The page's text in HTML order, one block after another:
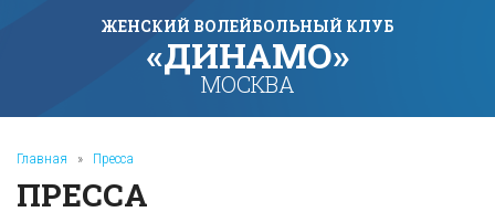
ЖЕНСКИЙ ВОЛЕЙБОЛЬНЫЙ КЛУБ
«ДИНАМО»
МОСКВА
Главная » Пресса
ПРЕССА